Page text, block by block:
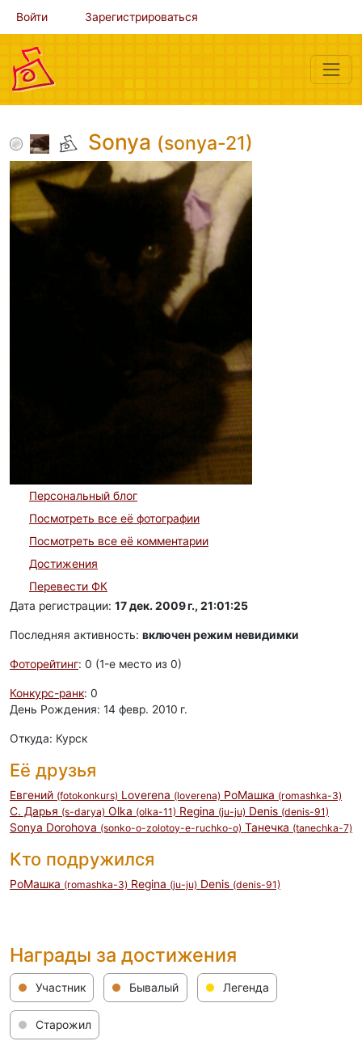
Войти Зарегистрироваться
Sonya (sonya-21)
Персональный блог
Посмотреть все её фотографии
Посмотреть все её комментарии
Достижения
Перевести ФК
Дата регистрации: 17 дек. 2009 г., 21:01:25
Последняя активность: включен режим невидимки
Фоторейтинг: 0 (1-e место из 0)
Конкурс-ранк: 0
День Рождения: 14 февр. 2010 г.
Откуда: Курск
Её друзья
Евгений (fotokonkurs) Loverena (loverena) РоМашка (romashka-3)
С. Дарья (s-darya) Olka (olka-11) Regina (ju-ju) Denis (denis-91)
Sonya Dorohova (sonko-o-zolotoy-e-ruchko-o) Танечка (tanechka-7)
Кто подружился
РоМашка (romashka-3) Regina (ju-ju) Denis (denis-91)
Награды за достижения
Участник Бывалый Легенда
Старожил